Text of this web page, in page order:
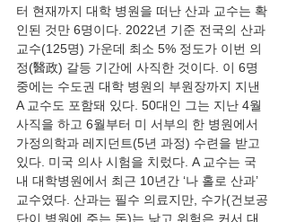
터 현재까지 대학 병원을 떠난 산과 교수는 확
인된 것만 6명이다. 2022년 기준 전국의 산과
교수(125명) 가운데 최소 5% 정도가 이번 의
정(醫政) 갈등 기간에 사직한 것이다. 이 6명
중에는 수도권 대학 병원의 부원장까지 지낸
A 교수도 포함돼 있다. 50대인 그는 지난 4월
사직을 하고 6월부터 미 서부의 한 병원에서
가정의학과 레지던트(5년 과정) 수련을 받고
있다. 미국 의사 시험을 치렀다. A 교수는 국
내 대학병원에서 최근 10년간 ‘나 홀로 산과’
교수였다. 산과는 필수 의료지만, 수가(건보공
단이 병원에 주는 돈)는 낮고 위험은 커서 대